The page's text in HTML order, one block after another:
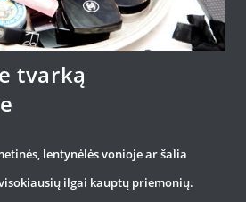
tvarką
lentynėlės vonioje ar šalia
ilgai kauptų priemonių.